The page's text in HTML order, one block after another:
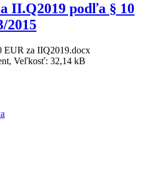
II.Q2019 podľa § 10
2015
za IIQ2019.docx
Veľkosť: 32,14 kB